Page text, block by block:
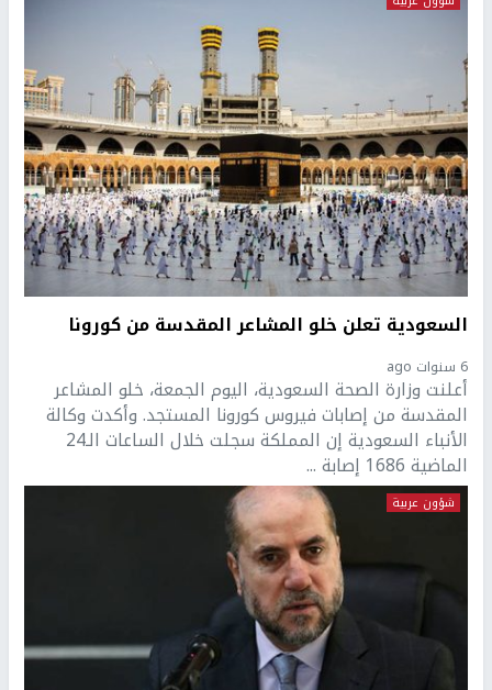
السعودية تعلن خلو المشاعر المقدسة من كورونا
6 سنوات ago
أعلنت وزارة الصحة السعودية، اليوم الجمعة، خلو المشاعر
المقدسة من إصابات فيروس كورونا المستجد. وأكدت وكالة
الأنباء السعودية إن المملكة سجلت خلال الساعات الـ24
الماضية 1686 إصابة ...
شؤون عربية